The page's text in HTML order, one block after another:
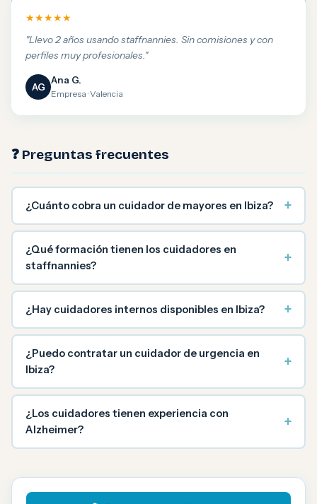
★★★★★
"Llevo 2 años usando staffnannies. Sin comisiones y con
perfiles muy profesionales."
AG
Ana G.
Empresa · Valencia
❓ Preguntas frecuentes
¿Cuánto cobra un cuidador de mayores en Ibiza? +
¿Qué formación tienen los cuidadores en
staffnannies?
+
¿Hay cuidadores internos disponibles en Ibiza? +
¿Puedo contratar un cuidador de urgencia en
Ibiza?
+
¿Los cuidadores tienen experiencia con
Alzheimer?
+